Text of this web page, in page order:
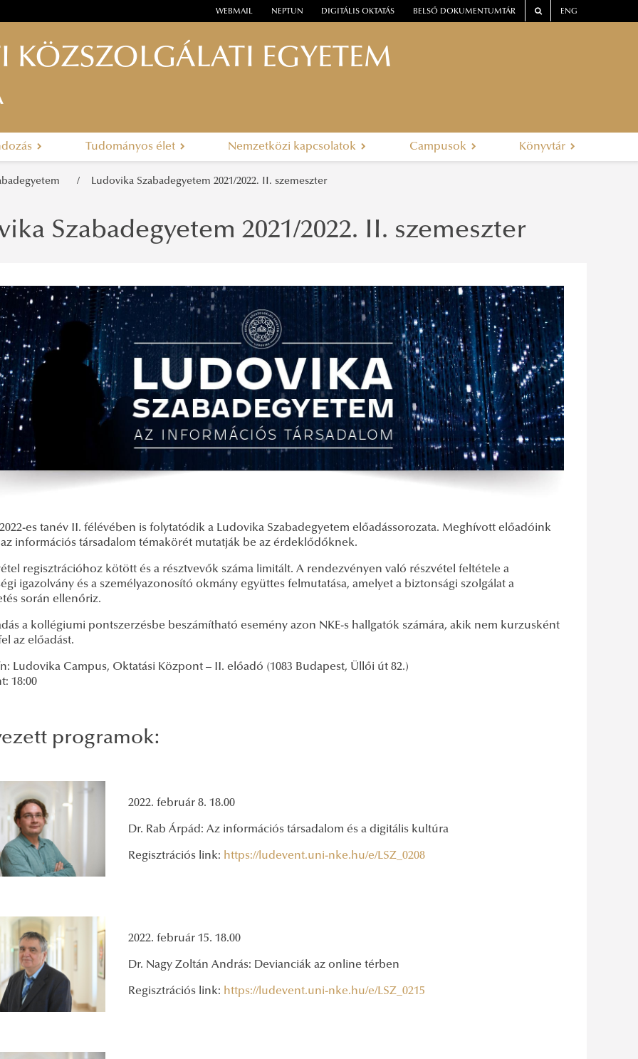
WEBMAIL NEPTUN DIGITÁLIS OKTATÁS BELSŐ DOKUMENTUMTÁR ENG
KÖZSZOLGÁLATI EGYETEM
Tudományos élet Nemzetközi kapcsolatok Campusok Könyvtár
Ludovika Szabadegyetem 2021/2022. II. szemeszter
Szabadegyetem 2021/2022. II. szemeszter
2022-es tanév II. félévében is folytatódik a Ludovika Szabadegyetem előadássorozata. Meghívott előadóink
információs társadalom témakörét mutatják be az érdeklődőknek.
regisztrációhoz kötött és a résztvevők száma limitált. A rendezvényen való részvétel feltétele a
igazolvány és a személyazonosító okmány együttes felmutatása, amelyet a biztonsági szolgálat a
során ellenőriz.
a kollégiumi pontszerzésbe beszámítható esemény azon NKE-s hallgatók számára, akik nem kurzusként
az előadást.
Ludovika Campus, Oktatási Központ – II. előadó (1083 Budapest, Üllői út 82.)
18:00
programok:
2022. február 8. 18.00
Dr. Rab Árpád: Az információs társadalom és a digitális kultúra
Regisztrációs link: https://ludevent.uni-nke.hu/e/LSZ_0208
2022. február 15. 18.00
Dr. Nagy Zoltán András: Devianciák az online térben
Regisztrációs link: https://ludevent.uni-nke.hu/e/LSZ_0215